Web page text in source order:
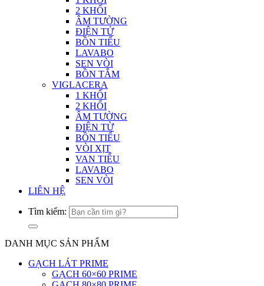
2 KHỐI
ÂM TƯỜNG
ĐIỆN TỬ
BỒN TIỂU
LAVABO
SEN VÒI
BỒN TẮM
VIGLACERA
1 KHỐI
2 KHỐI
ÂM TƯỜNG
ĐIỆN TỪ
BỒN TIỂU
VÒI XỊT
VAN TIỂU
LAVABO
SEN VÒI
LIÊN HỆ
Tìm kiếm:
DANH MỤC SẢN PHẨM
GẠCH LÁT PRIME
GẠCH 60×60 PRIME